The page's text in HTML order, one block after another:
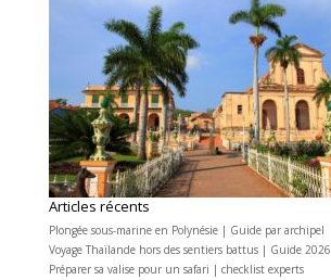
Articles récents
Plongée sous-marine en Polynésie | Guide par archipel
Voyage Thaïlande hors des sentiers battus | Guide 2026
Préparer sa valise pour un safari | checklist experts